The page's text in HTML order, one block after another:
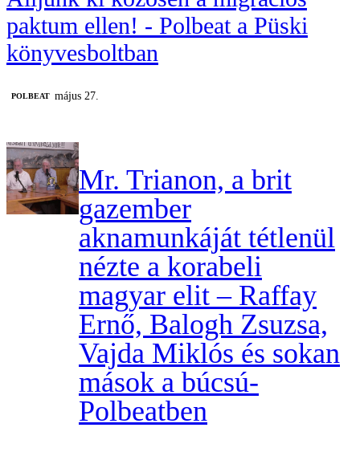
paktum ellen! - Polbeat a Püski
könyvesboltban
‎POLBEAT május 27.
Mr. Trianon, a brit
gazember
aknamunkáját tétlenül
nézte a korabeli
magyar elit – Raffay
Ernő, Balogh Zsuzsa,
Vajda Miklós és sokan
mások a búcsú-
Polbeatben